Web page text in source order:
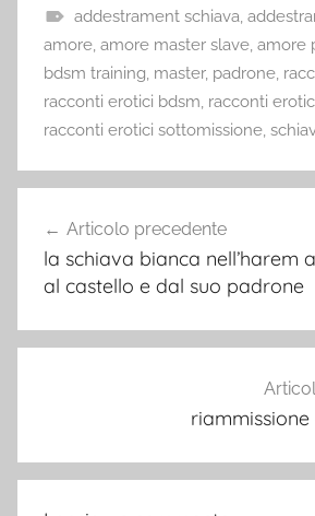
addestrament schiava,
amore, amore master slave, amore
bdsm training, master, padrone,
racconti erotici bdsm, racconti
racconti erotici sottomissione,
articoli
Articolo precedente
la schiava bianca nell’harem
al castello e dal suo padrone